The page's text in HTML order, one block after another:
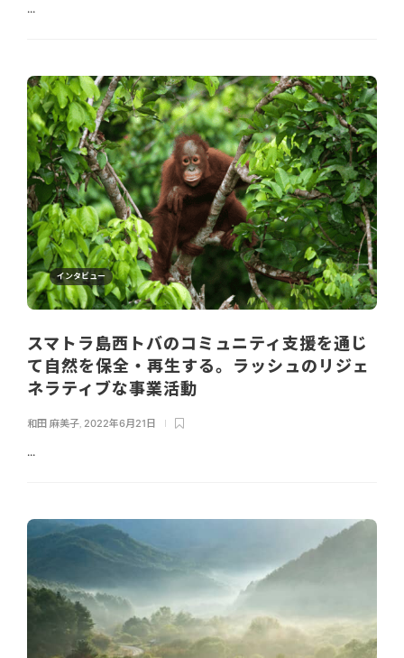
...
インタビュー
スマトラ島西トバのコミュニティ支援を通じ
て自然を保全・再生する。ラッシュのリジェ
ネラティブな事業活動
和田 麻美子 2022年6月21日
...